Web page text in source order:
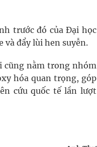
trước đó của Đại học
và đẩy lùi hen suyễn.
cũng nằm trong nhóm
hóa quan trọng, góp
cứu quốc tế lần lượt